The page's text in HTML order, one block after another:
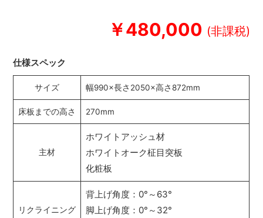
￥480,000
仕様スペック
サイズ 幅990×長さ2050×高さ872mm
床板までの高さ 270mm
主材
ホワイトアッシュ材
ホワイトオーク柾目突板
化粧板
リクライニング
背上げ角度：0°～63°
脚上げ角度：0°～32°